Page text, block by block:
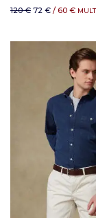
120 € 72 € / 60 €